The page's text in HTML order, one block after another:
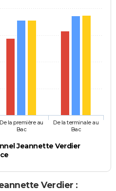
Jeannette Verdier
De la première au
Bac
De la terminale au
Bac
Verdier :